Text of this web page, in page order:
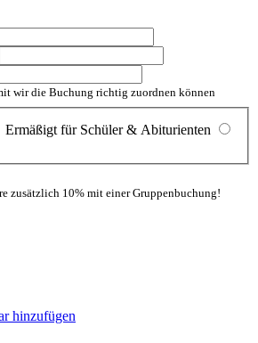
wir die Buchung richtig zuordnen können
Ermäßigt für Schüler & Abiturienten
zusätzlich 10% mit einer Gruppenbuchung!
hinzufügen